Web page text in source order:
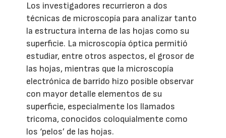
Los investigadores recurrieron a dos
técnicas de microscopía para analizar tanto
la estructura interna de las hojas como su
superficie. La microscopía óptica permitió
estudiar, entre otros aspectos, el grosor de
las hojas, mientras que la microscopía
electrónica de barrido hizo posible observar
con mayor detalle elementos de su
superficie, especialmente los llamados
tricoma, conocidos coloquialmente como
los ‘pelos’ de las hojas.